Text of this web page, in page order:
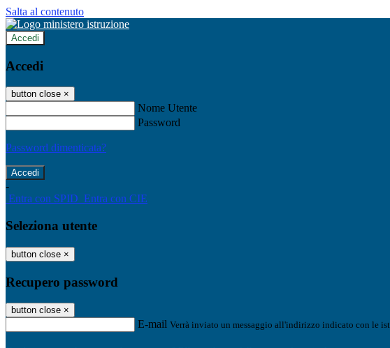
Salta al contenuto
Accedi
Accedi
button close ×
Nome Utente
Password
Password dimenticata?
-
Entra con SPID Entra con CIE
Seleziona utente
button close ×
Recupero password
button close ×
E-mail Verrà inviato un messaggio all'indirizzo indicato con le